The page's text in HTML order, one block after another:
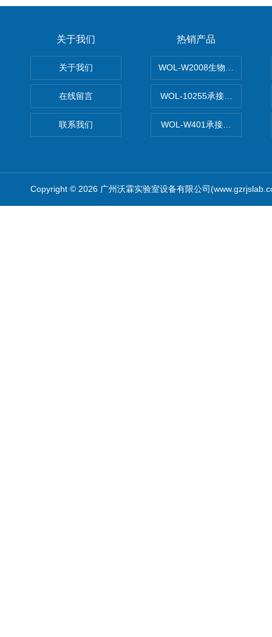
关于我们
关于我们
在线留言
联系我们
热销产品
WOL-W2008生物制药GMP
WOL-10255承接清远电子
WOL-W401承接食品QS认
Copyright © 2026 广州沃霖实验室设备有限公司